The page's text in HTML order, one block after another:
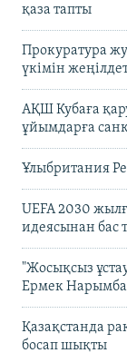
қаза тапты
Прокуратура
үкімін
АҚШ Кубаға
ұйымдарға
Ұлыбритания
UEFA 2030
идеясынан бас
"Жосықсыз
Ермек
Қазақстанда
босап шықты